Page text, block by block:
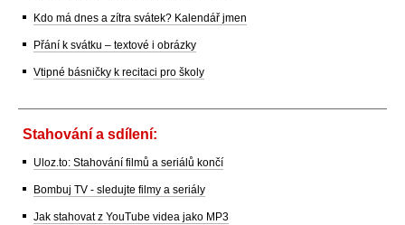
Kdo má dnes a zítra svátek? Kalendář jmen
Přání k svátku – textové i obrázky
Vtipné básničky k recitaci pro školy
Stahování a sdílení:
Uloz.to: Stahování filmů a seriálů končí
Bombuj TV - sledujte filmy a seriály
Jak stahovat z YouTube videa jako MP3